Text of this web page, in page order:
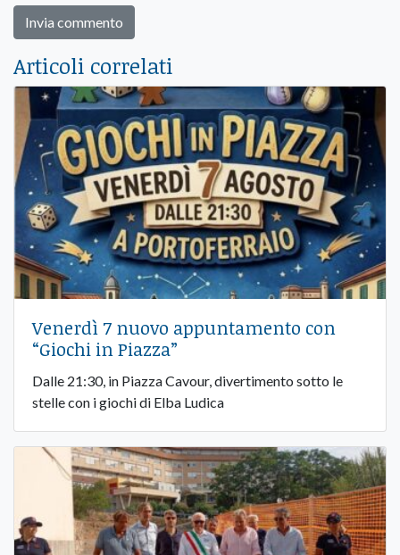
Articoli correlati
Venerdì 7 nuovo appuntamento con
“Giochi in Piazza”
Dalle 21:30, in Piazza Cavour, divertimento sotto le
stelle con i giochi di Elba Ludica